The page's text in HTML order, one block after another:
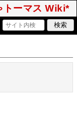
トーマス Wiki*